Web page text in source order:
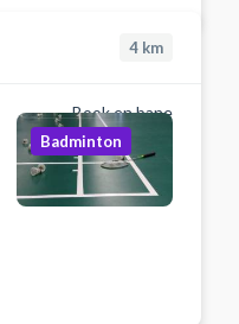
4 km
Book en bane
Badminton